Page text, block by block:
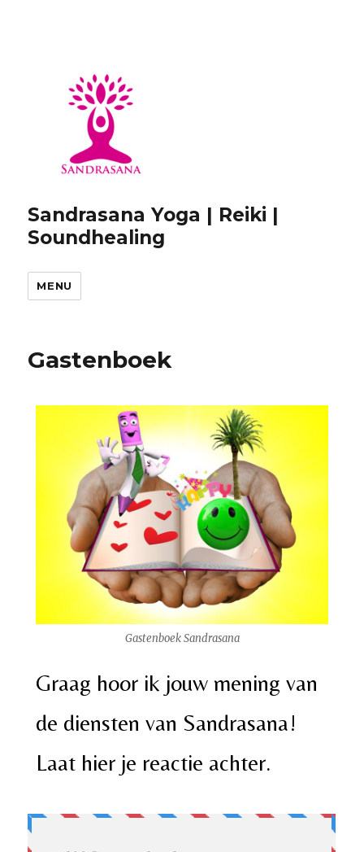
Sandrasana Yoga | Reiki |
Soundhealing
MENU
Gastenboek
Gastenboek Sandrasana
Graag hoor ik jouw mening van
de diensten van Sandrasana!
Laat hier je reactie achter.